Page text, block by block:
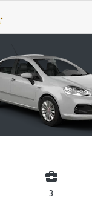
business_center
3